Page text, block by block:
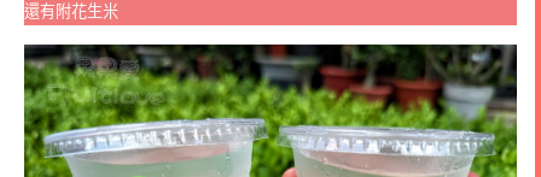
還有附花生米